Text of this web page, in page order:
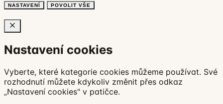
NASTAVENÍ POVOLIT VŠE
Nastavení cookies
Vyberte, které kategorie cookies můžeme používat. Své
rozhodnutí můžete kdykoliv změnit přes odkaz
„Nastavení cookies" v patičce.